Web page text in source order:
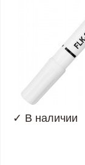
✓ В наличии